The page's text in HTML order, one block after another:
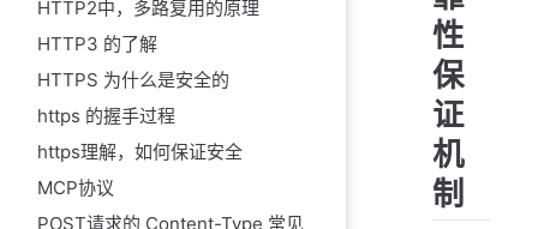
HTTP2中，多路复用的原理
HTTP3 的了解
HTTPS 为什么是安全的
https 的握手过程
https理解，如何保证安全
MCP协议
POST请求的 Content-Type 常见
性
保
证
机
制